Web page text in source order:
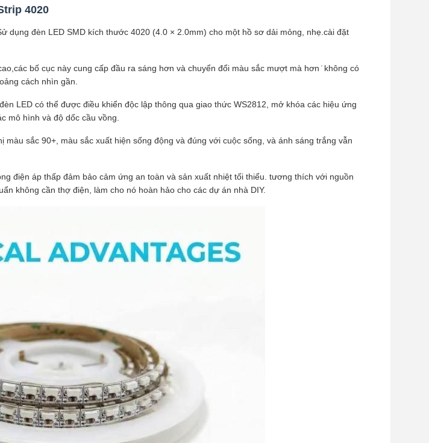
4020
dụng đèn LED SMD kích thước 4020 (4.0 × 2.0mm) cho một hồ sơ dải mỏng, nhẹ.cài đặt
,các bố cục này cung cấp đầu ra sáng hơn và chuyển đổi màu sắc mượt mà hơn ̇ không có
cách nhìn gần.
LED có thể được điều khiển độc lập thông qua giao thức WS2812, mở khóa các hiệu ứng
mô hình và độ dốc cầu vồng.
màu sắc 90+, màu sắc xuất hiện sống động và đúng với cuộc sống, và ánh sáng trắng vẫn
điện áp thấp đảm bảo cảm ứng an toàn và sản xuất nhiệt tối thiểu. tương thích với nguồn
không cần thợ điện, làm cho nó hoàn hảo cho các dự án nhà DIY.